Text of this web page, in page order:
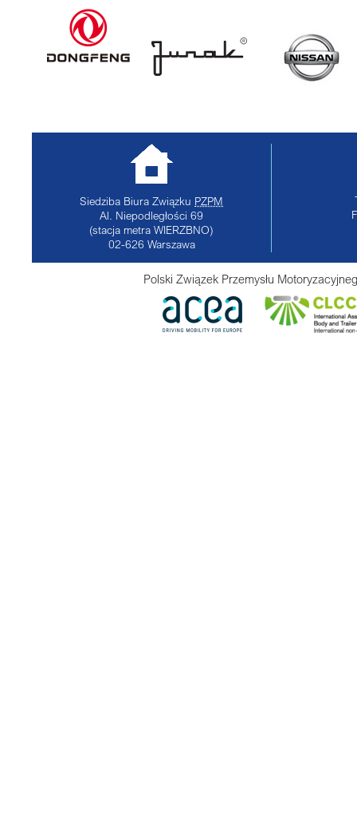
Siedziba Biura Związku PZPM
Al. Niepodległości 69
(stacja metra WIERZBNO)
02-626 Warszawa
Polski Związek Przemysłu